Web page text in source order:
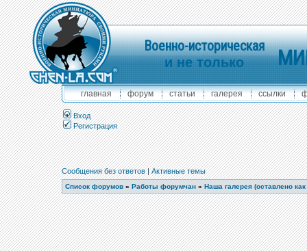
Военно-историческая
и не только
главная форум статьи галерея ссылки
Вход
Регистрация
Сообщения без ответов|Активные темы
Список форумов » Работы форумчан » Наша галерея (оставлено